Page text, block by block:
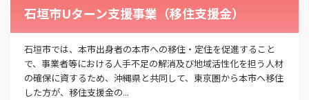
石垣市Uターン支援事業（移住支援金）
石垣市では、本市出身者の本市への移住・定住を促進すること
で、事業者等における人手不足の解消及び地域活性化を担う人材
の確保に資するため、沖縄県と共同して、東京圏から本市へ移住
した方が、移住支援金の...